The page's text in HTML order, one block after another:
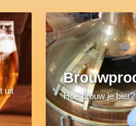
uit
Hoe brouw je bier?